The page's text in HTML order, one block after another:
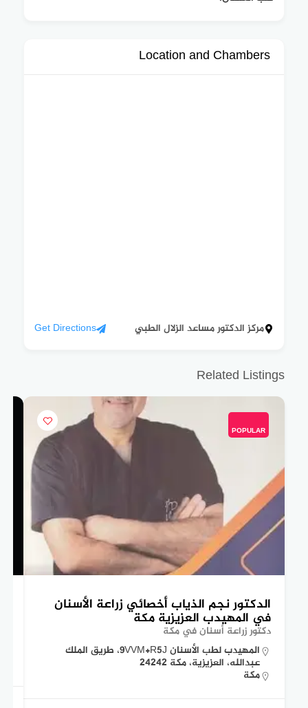
Location and Chambers
مركز الدكتور مساعد الزلال الطبي Get Directions
Related Listings
POPULAR
الدكتور نجم الذياب أخصائي زراعة الأسنان
في المهيدب العزيزية مكة
دكتور زراعة أسنان في مكة
المهيدب لطب الأسنان 9VVM+R5J، طريق الملك
عبدالله، العزيزية، مكة 24242
مكة